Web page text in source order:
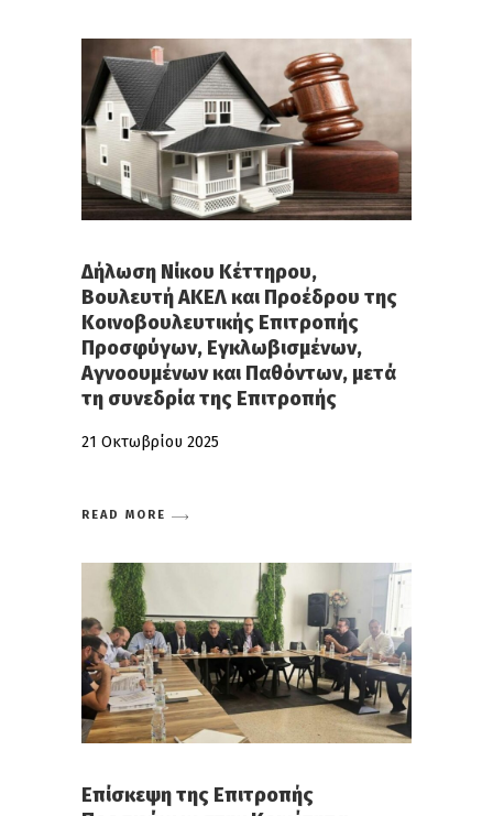
Δήλωση Νίκου Κέττηρου,
Βουλευτή ΑΚΕΛ και Προέδρου της
Κοινοβουλευτικής Επιτροπής
Προσφύγων, Εγκλωβισμένων,
Αγνοουμένων και Παθόντων, μετά
τη συνεδρία της Επιτροπής
21 Οκτωβρίου 2025
READ MORE
Επίσκεψη της Επιτροπής